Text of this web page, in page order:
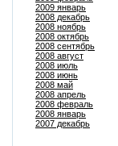
2009 январь
2008 декабрь
2008 ноябрь
2008 октябрь
2008 сентябрь
2008 август
2008 июль
2008 июнь
2008 май
2008 апрель
2008 февраль
2008 январь
2007 декабрь